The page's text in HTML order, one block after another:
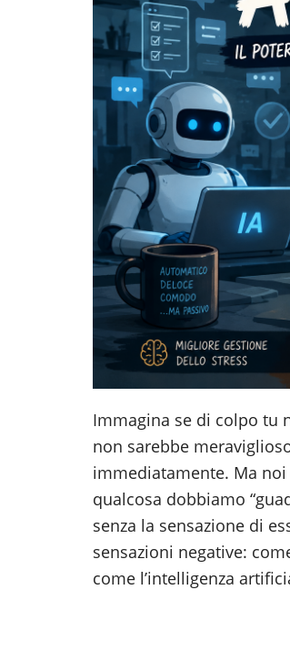
Immagina se di colpo tu
non sarebbe
immediatamente. Ma
qualcosa dobbiamo
senza la sensazione di
sensazioni negative:
come l’intelligenza